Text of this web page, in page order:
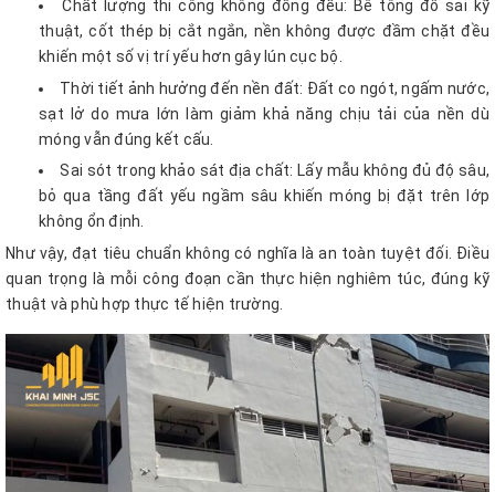
Chất lượng thi công không đồng đều: Bê tông đổ sai kỹ
thuật, cốt thép bị cắt ngắn, nền không được đầm chặt đều
khiến một số vị trí yếu hơn gây lún cục bộ.
Thời tiết ảnh hưởng đến nền đất: Đất co ngót, ngấm nước,
sạt lở do mưa lớn làm giảm khả năng chịu tải của nền dù
móng vẫn đúng kết cấu.
Sai sót trong khảo sát địa chất: Lấy mẫu không đủ độ sâu,
bỏ qua tầng đất yếu ngầm sâu khiến móng bị đặt trên lớp
không ổn định.
Như vậy, đạt tiêu chuẩn không có nghĩa là an toàn tuyệt đối. Điều
quan trọng là mỗi công đoạn cần thực hiện nghiêm túc, đúng kỹ
thuật và phù hợp thực tế hiện trường.